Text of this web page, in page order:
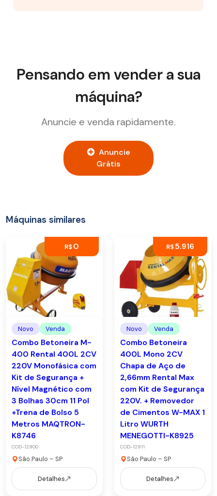
Pensando em vender a sua
máquina?
Anuncie e venda rapidamente.
Anuncie
Grátis
Máquinas similares
R$0
Novo Venda
Combo Betoneira M-
400 Rental 400L 2CV
220V Monofásica com
Kit de Segurança +
Nível Magnético com
3 Bolhas 30cm 11 Pol
+Trena de Bolso 5
Metros MAQTRON-
K8746
COD-12900
São Paulo – SP
Detalhes
R$5.916
Novo Venda
Combo Betoneira
400L Mono 2CV
Chapa de Aço de
2,66mm Rental Max
com Kit de Segurança
220V. + Removedor
de Cimentos W-MAX 1
Litro WURTH
MENEGOTTI-K8925
COD-12911
São Paulo – SP
Detalhes